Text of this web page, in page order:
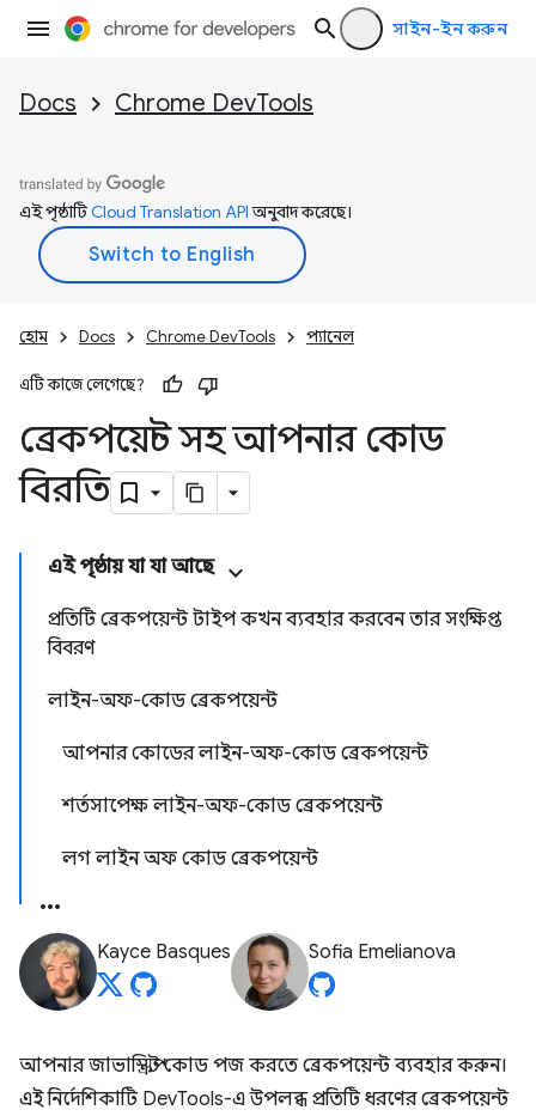
সাইন-ইন করুন
Docs Chrome DevTools
এই পৃষ্ঠাটিCloud Translation APIঅনুবাদ করেছে।
হোম Docs Chrome DevTools প্যানেল
এটি কাজে লেগেছে?
ব্রেকপয়েন্ট সহ আপনার কোড
বিরতি
এই পৃষ্ঠায় যা যা আছে
প্রতিটি ব্রেকপয়েন্ট টাইপ কখন ব্যবহার করবেন তার সংক্ষিপ্ত
বিবরণ
লাইন-অফ-কোড ব্রেকপয়েন্ট
আপনার কোডের লাইন-অফ-কোড ব্রেকপয়েন্ট
শর্তসাপেক্ষ লাইন-অফ-কোড ব্রেকপয়েন্ট
লগ লাইন অফ কোড ব্রেকপয়েন্ট
Kayce Basques Sofia Emelianova
আপনার জাভাস্ক্রিপ্ট কোড পজ করতে ব্রেকপয়েন্ট ব্যবহার করুন।
এই নির্দেশিকাটি DevTools-এ উপলব্ধ প্রতিটি ধরণের ব্রেকপয়েন্ট